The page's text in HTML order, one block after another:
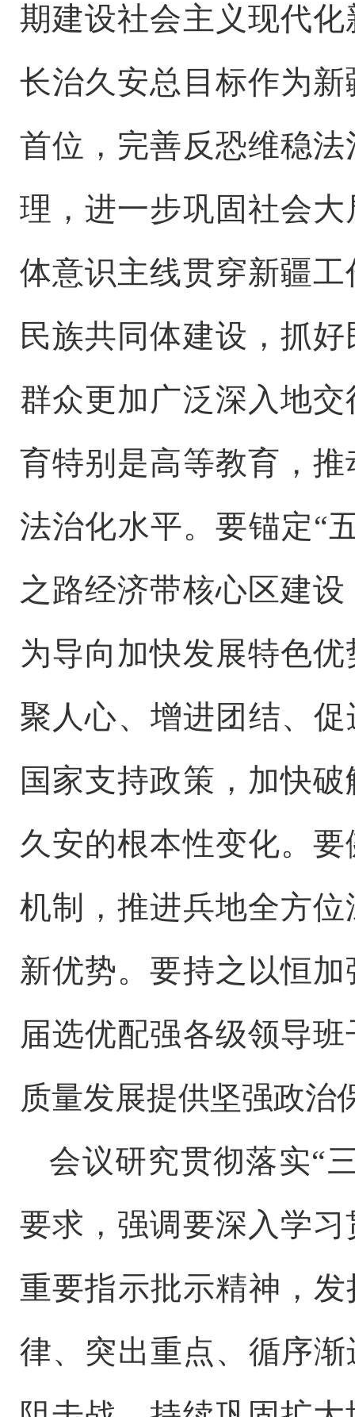
期建设社会主义现代
长治久安总目标作为
首位，完善反恐维稳
理，进一步巩固社会
体意识主线贯穿新疆
民族共同体建设，抓
群众更加广泛深入地
育特别是高等教育，
法治化水平。要锚定“
之路经济带核心区建
为导向加快发展特色
聚人心、增进团结、
国家支持政策，加快
久安的根本性变化。
机制，推进兵地全方
新优势。要持之以恒
届选优配强各级领导
质量发展提供坚强政治
会议研究贯彻落实“
要求，强调要深入学
重要指示批示精神，
律、突出重点、循序